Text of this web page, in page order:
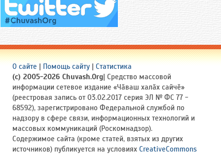
О сайте | Помощь сайту | Статистика
(c) 2005-2026 Chuvash.Org| Средство массовой
информации сетевое издание «Чӑваш халӑх сайчӗ»
(реестровая запись от 03.02.2017 серия ЭЛ № ФС 77 -
68592), зарегистрировано Федеральной службой по
надзору в сфере связи, информационных технологий и
массовых коммуникаций (Роскомнадзор).
Содержимое сайта (кроме статей, взятых из других
источников) публикуется на условиях CreativeCommons